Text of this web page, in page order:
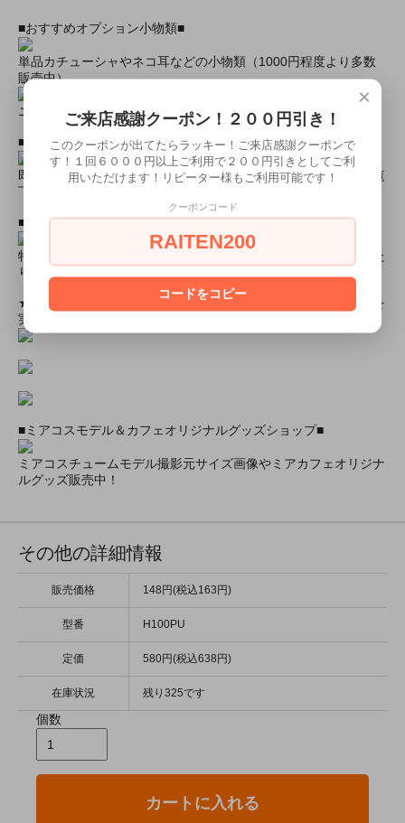
■おすすめオプション小物類■
単品カチューシャやネコ耳などの小物類（1000円程度より多数
販売中）
ニーハイソックス、タイツなど（500円より多数販売中！）
■すぐに商品が欲しい！！という方■
即日配達商品一覧がございますので、よろしければそちらをご覧
下さいませ。
■とにかく安くて高品質な商品が欲しい！という方■
特別割引商品を掲載しています！最大８０％引きの商品もあった
りします！
★ミアカフェ・ミアリラではミアコス衣装を着用したイベントを
実施中★
■ミアコスモデル＆カフェオリジナルグッズショップ■
ミアコスチュームモデル撮影元サイズ画像やミアカフェオリジナ
ルグッズ販売中！
その他の詳細情報
販売価格 148円(税込163円)
型番 H100PU
定価 580円(税込638円)
在庫状況 残り325です
個数
カートに入れる
×
ご来店感謝クーポン！２００円引き！
このクーポンが出てたらラッキー！ご来店感謝クーポンで
す！１回６０００円以上ご利用で２００円引きとしてご利
用いただけます！リピーター様もご利用可能です！
クーポンコード
RAITEN200
コードをコピー